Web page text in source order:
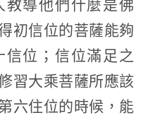
導他們什麼是佛
初信位的菩薩能夠
位；信位滿足之
習大乘菩薩所應該
六住位的時候，能